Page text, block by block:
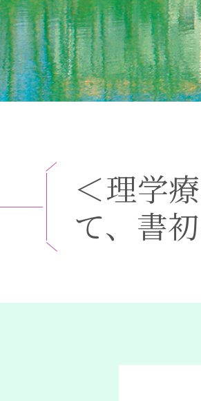
＜理学療
て、 書初